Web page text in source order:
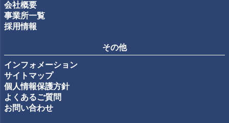
会社概要
事業所一覧
採用情報
その他
インフォメーション
サイトマップ
個人情報保護方針
よくあるご質問
お問い合わせ